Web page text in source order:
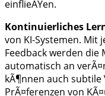
einflieÃŸen.
Kontinuierliches
von KI-Systemen. Mit
Feedback werden die
automatisch an
kÃ¶nnen auch
PrÃ¤ferenzen von